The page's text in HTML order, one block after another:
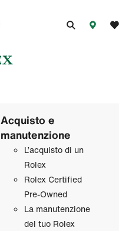
Acquisto e
manutenzione
L’acquisto di un
Rolex
Rolex Certified
Pre‑Owned
La manutenzione
del tuo Rolex